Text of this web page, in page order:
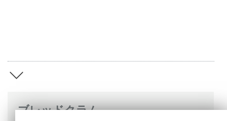
ブレッドクラム